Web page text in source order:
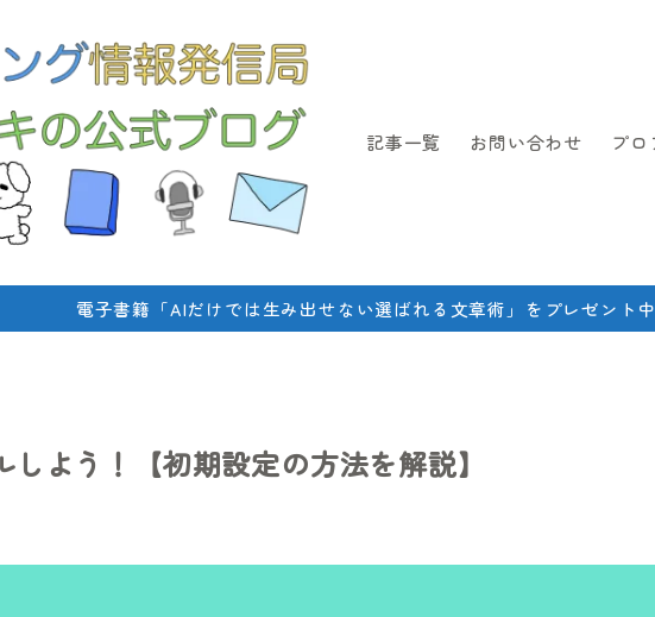
記事一覧 お問い合わせ プロ
電子書籍「AIだけでは生み出せない選ばれる文章術」をプレゼント中
よう！【初期設定の方法を解説】